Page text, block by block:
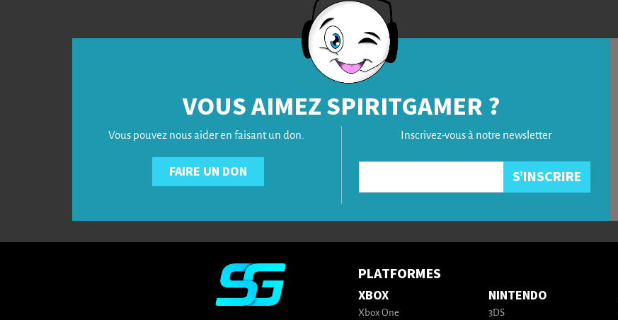
VOUS AIMEZ SPIRITGAMER ?
Vous pouvez nous aider en faisant un don.
FAIRE UN DON
Inscrivez-vous à notre newsletter
PLATFORMES
XBOX
Xbox One
NINTENDO
3DS